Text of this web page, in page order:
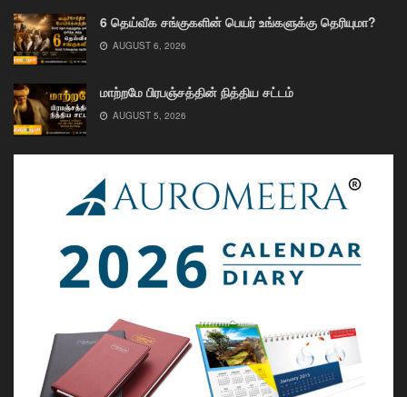
6 தெய்வீக சங்குகளின் பெயர் உங்களுக்கு தெரியுமா?
AUGUST 6, 2026
மாற்றமே பிரபஞ்சத்தின் நித்திய சட்டம்
AUGUST 5, 2026